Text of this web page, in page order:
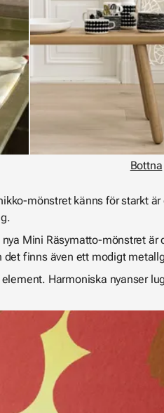
Bottna
mönstret känns för starkt
Mini Räsymatto-mönstret är
finns även ett modigt
Harmoniska nyanser